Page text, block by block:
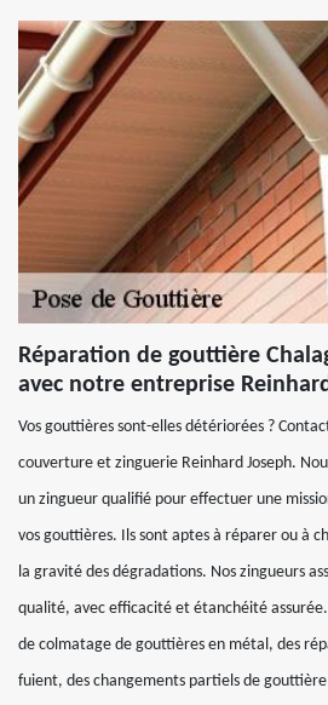
Réparation de gouttière
avec notre entreprise
Vos gouttières sont-elles détériorées ?
couverture et zinguerie Reinhard Joseph.
un zingueur qualifié pour effectuer une
vos gouttières. Ils sont aptes à réparer ou à
la gravité des dégradations. Nos zingueurs
qualité, avec efficacité et étanchéité
de colmatage de gouttières en métal, des
fuient, des changements partiels de